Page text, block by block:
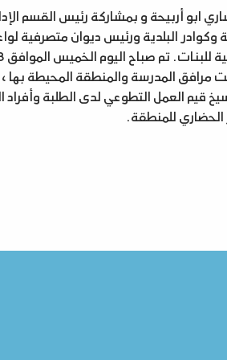
أربيحة و بمشاركة رئيس القسم
البلدية ورئيس ديوان متصرفية
مرافق المدرسة والمنطقة المحيطة
قيم العمل التطوعي لدى الطلبة وأفراد
الحضاري للمنطقة.